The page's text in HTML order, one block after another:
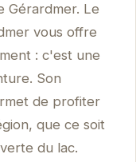
Gérardmer. Le
vous offre
: c'est une
Son
de profiter
que ce soit
du lac.